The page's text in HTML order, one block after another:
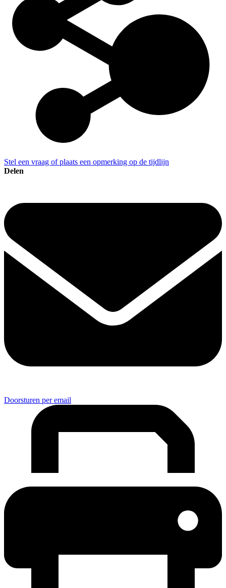
Stel een vraag of plaats een opmerking op de tijdlijn
Delen
Doorsturen per email